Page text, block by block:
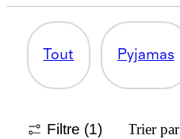
Tout Pyjamas
Filtre (1) Trier par